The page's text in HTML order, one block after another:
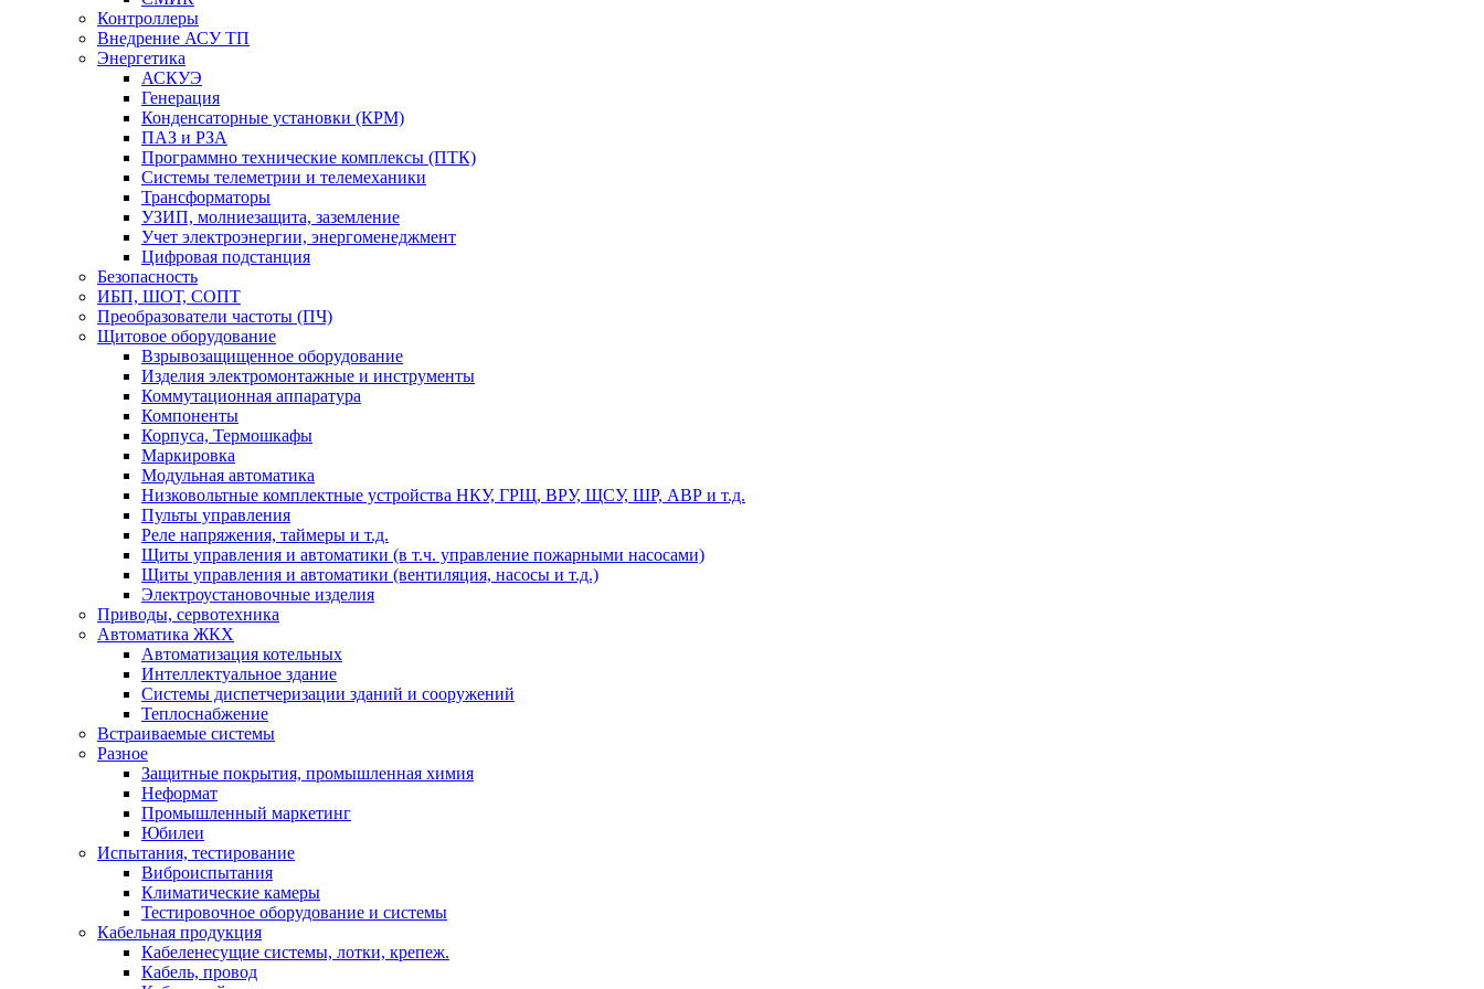
Контроллеры
Внедрение АСУ ТП
Энергетика
АСКУЭ
Генерация
Конденсаторные установки (КРМ)
ПАЗ и РЗА
Программно технические комплексы (ПТК)
Системы телеметрии и телемеханики
Трансформаторы
УЗИП, молниезащита, заземление
Учет электроэнергии, энергоменеджмент
Цифровая подстанция
Безопасность
ИБП, ШОТ, СОПТ
Преобразователи частоты (ПЧ)
Щитовое оборудование
Взрывозащищенное оборудование
Изделия электромонтажные и инструменты
Коммутационная аппаратура
Компоненты
Корпуса, Термошкафы
Маркировка
Модульная автоматика
Низковольтные комплектные устройства НКУ, ГРЩ, ВРУ, ЩСУ, ШР, АВР и т.д.
Пульты управления
Реле напряжения, таймеры и т.д.
Щиты управления и автоматики (в т.ч. управление пожарными насосами)
Щиты управления и автоматики (вентиляция, насосы и т.д.)
Электроустановочные изделия
Приводы, сервотехника
Автоматика ЖКХ
Автоматизация котельных
Интеллектуальное здание
Системы диспетчеризации зданий и сооружений
Теплоснабжение
Встраиваемые системы
Разное
Защитные покрытия, промышленная химия
Неформат
Промышленный маркетинг
Юбилеи
Испытания, тестирование
Виброиспытания
Климатические камеры
Тестировочное оборудование и системы
Кабельная продукция
Кабеленесущие системы, лотки, крепеж.
Кабель, провод